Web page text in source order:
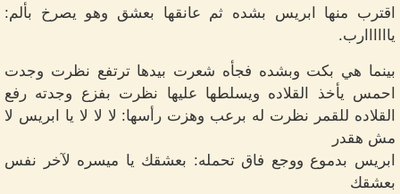
اقترب منها ابريس بشده ثم عانقها بعشق وهو يصرخ بألم:
ياااااارب.
بينما هي بكت وبشده فجأه شعرت بيدها ترتفع نظرت وجدت
احمس يأخذ القلاده ويسلطها عليها نظرت بفزع وجدته رفع
القلاده للقمر نظرت له برعب وهزت رأسها: لا لا لا يا ابريس لا
مش هقدر
ابريس بدموع ووجع فاق تحمله: بعشقك يا ميسره لآخر نفس
بعشقك